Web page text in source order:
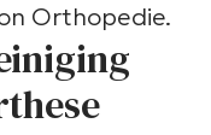
Orthopedie.